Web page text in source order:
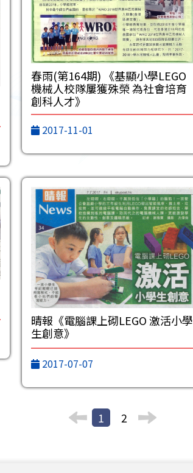
春雨(第164期) 《基顯小學LEGO
機械人校隊屢獲殊榮 為社會培育
創科人才》
2017-11-01
晴報《電腦課上砌LEGO 激活小學
生創意》
2017-07-07
1 2